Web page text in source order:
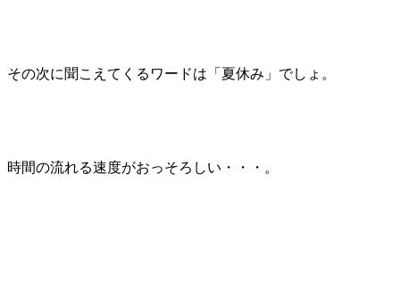
その次に聞こえてくるワードは「夏休み」でしょ。
時間の流れる速度がおっそろしい・・・。